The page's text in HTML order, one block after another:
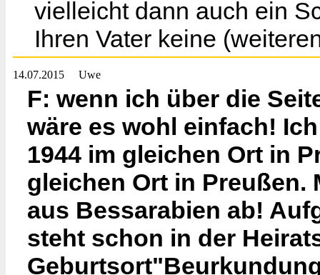
vielleicht dann auch ein
Ihren Vater keine
14.07.2015 Uwe
F: wenn ich über die
wäre es wohl einfach!
1944 im gleichen Ort in
gleichen Ort in Preußen.
aus Bessarabien ab!
steht schon in der